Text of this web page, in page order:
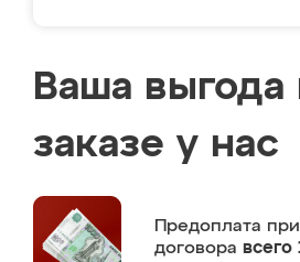
Ваша выгода
заказе у нас
Предоплата
договора всего